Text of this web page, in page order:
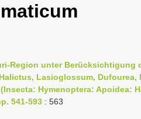
Region unter Berücksichtigung
Lasioglossum, Dufourea,
Hymenoptera: Apoidea:
541-593 : 563